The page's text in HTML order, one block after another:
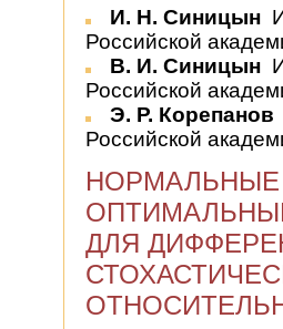
И. Н. Синицын
Российской
В. И. Синицын
Российской
Э. Р. Корепанов
Российской
ДЛЯ